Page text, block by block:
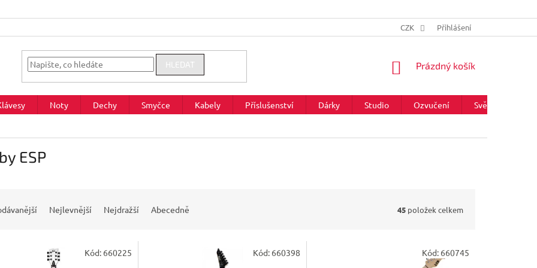
CZK Přihlášení
HLEDAT
NÁKUPNÍ
Prázdný košík
Noty Dechy Smyčce Kabely Příslušenství Dárky Studio Ozvučení Světla
ESP
Nejlevnější Nejdražší Abecedně 45 položek celkem
Kód: 660225 Kód: 660398 Kód: 660745